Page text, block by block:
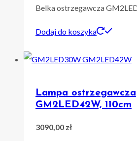
Belka ostrzegawcza
Dodaj do koszyka
Lampa ostrzegawcza
GM2LED42W, 110cm
3090,00 zł